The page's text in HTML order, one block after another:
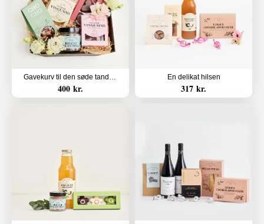
Gavekurv til den søde tand (Floristens kreative valg uden alkohol)
400 kr.
En delikat hilsen
317 kr.